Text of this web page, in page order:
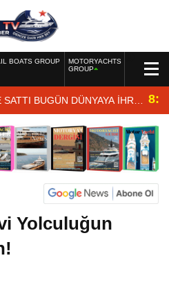
BOATS GROUP
MOTORYACHTS
GROUP
BUGÜN DÜNYAYA İHRAÇ
Yolculuğun